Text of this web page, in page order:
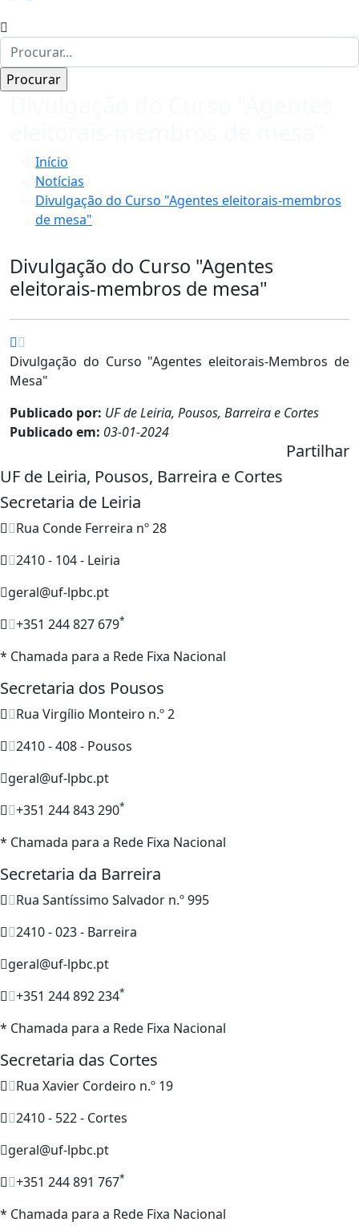
Início
Notícias
Divulgação do Curso "Agentes eleitorais-membros
de mesa"
Divulgação do Curso "Agentes
eleitorais-membros de mesa"
Divulgação do Curso "Agentes eleitorais-Membros de
Mesa"
Publicado por: UF de Leiria, Pousos, Barreira e Cortes
Publicado em: 03-01-2024
Partilhar
UF de Leiria, Pousos, Barreira e Cortes
Secretaria de Leiria
Rua Conde Ferreira nº 28
2410 - 104 - Leiria
geral@uf-lpbc.pt
+351 244 827 679*
* Chamada para a Rede Fixa Nacional
Secretaria dos Pousos
Rua Virgílio Monteiro n.º 2
2410 - 408 - Pousos
geral@uf-lpbc.pt
+351 244 843 290*
* Chamada para a Rede Fixa Nacional
Secretaria da Barreira
Rua Santíssimo Salvador n.º 995
2410 - 023 - Barreira
geral@uf-lpbc.pt
+351 244 892 234*
* Chamada para a Rede Fixa Nacional
Secretaria das Cortes
Rua Xavier Cordeiro n.º 19
2410 - 522 - Cortes
geral@uf-lpbc.pt
+351 244 891 767*
* Chamada para a Rede Fixa Nacional